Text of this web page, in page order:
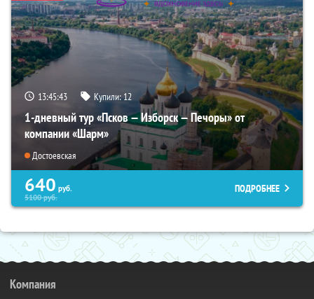
13:45:42 Купили:12
1-дневный тур «Псков — Изборск — Печоры» от
компании «Шарм»
Достоевская
640 руб.
5100руб.
ПОДРОБНЕЕ
Компания